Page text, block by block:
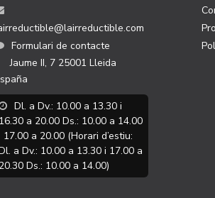
Formulari de contacte
Jaume II, 7 25001 Lleida
Dl. a Dv.: 10.00 a 13.30 i
a 20.00 Ds.: 10.00 a 14.00
17.00 a 20.00 (Horari d’estiu:
a Dv.: 10.00 a 13.30 i 17.00 a
Ds.: 10.00 a 14.00)